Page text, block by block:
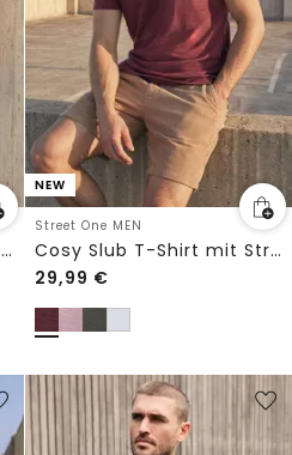
Cosy Slub T-Shirt mit Struktur
NEW
Street One MEN
Cosy Slub T-Shirt mit Struktur
29,99 €